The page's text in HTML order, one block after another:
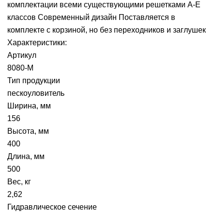
комплектации всеми существующими решетками А-Е
классов Современный дизайн Поставляется в
комплекте с корзиной, но без переходников и заглушек
Характеристики:
Артикул
8080-М
Тип продукции
пескоуловитель
Ширина, мм
156
Высота, мм
400
Длина, мм
500
Вес, кг
2,62
Гидравлическое сечение